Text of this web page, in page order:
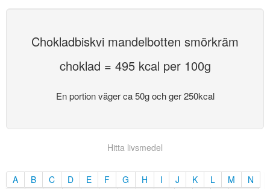
Chokladbiskvi mandelbotten smörkräm
choklad = 495 kcal per 100g
En portion väger ca 50g och ger 250kcal
Hitta livsmedel
A B C D E F G H I J K L M
N